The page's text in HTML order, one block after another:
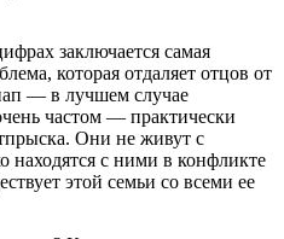
заключается самая
которая отдаляет отцов от
— в лучшем случае
частом — практически
Они не живут с
находятся с ними в конфликте
этой семьи со всеми ее